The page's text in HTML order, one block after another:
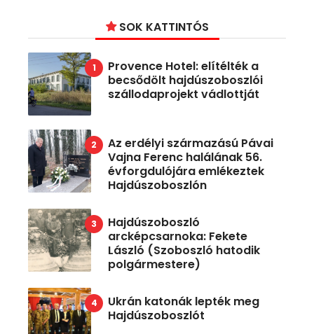
SOK KATTINTÓS
Provence Hotel: elítélték a
becsődölt hajdúszoboszlói
szállodaprojekt vádlottját
Az erdélyi származású Pávai
Vajna Ferenc halálának 56.
évforgdulójára emlékeztek
Hajdúszoboszlón
Hajdúszoboszló
arcképcsarnoka: Fekete
László (Szoboszló hatodik
polgármestere)
Ukrán katonák lepték meg
Hajdúszoboszlót